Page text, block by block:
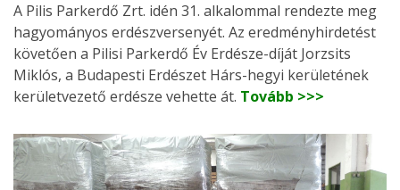
A Pilis Parkerdő Zrt. idén 31. alkalommal rendezte meg
hagyományos erdészversenyét. Az eredményhirdetést
követően a Pilisi Parkerdő Év Erdésze-díját Jorzsits
Miklós, a Budapesti Erdészet Hárs-hegyi kerületének
kerületvezető erdésze vehette át. Tovább >>>